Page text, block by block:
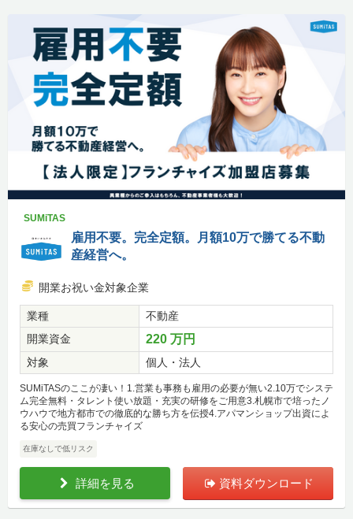
SUMiTAS
雇用不要。完全定額。月額10万で勝てる不動
産経営へ。
開業お祝い金対象企業
業種
不動産
開業資金
220 万円
対象 個人・法人
SUMiTASのここが凄い！1.営業も事務も雇用の必要が無い2.10万でシステ
ム完全無料・タレント使い放題・充実の研修をご用意3.札幌市で培ったノ
ウハウで地方都市での徹底的な勝ち方を伝授4.アパマンショップ出資によ
る安心の売買フランチャイズ
在庫なしで低リスク
詳細を見る 資料ダウンロード